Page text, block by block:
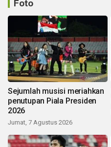
Foto
Sejumlah musisi meriahkan
penutupan Piala Presiden
2026
Jumat, 7 Agustus 2026